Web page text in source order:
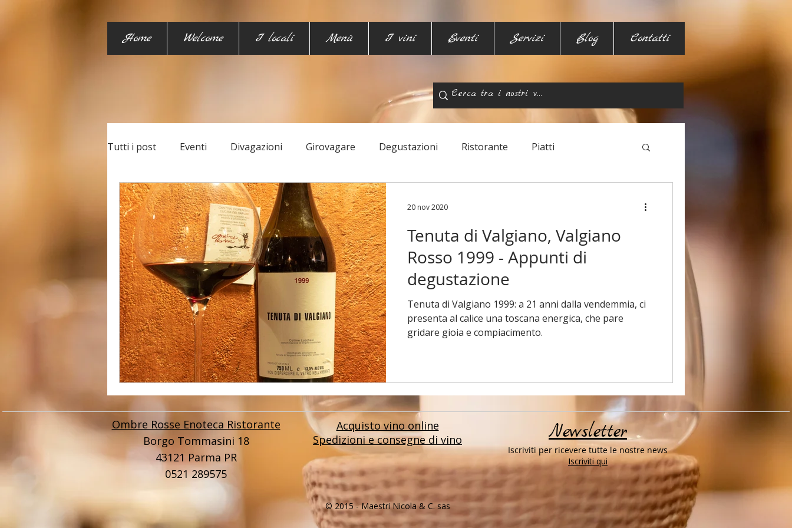
Home Welcome I locali Menù I vini Eventi Servizi Blog Contatti
Tutti i post Eventi Divagazioni Girovagare Degustazioni Ristorante Piatti
Tenuta di Valgiano, Valgiano
Rosso 1999 - Appunti di
degustazione
Tenuta di Valgiano 1999: a 21 anni dalla vendemmia, ci
presenta al calice una toscana energica, che pare
gridare gioia e compiacimento.
20 nov 2020
Ombre Rosse Enoteca Ristorante
Borgo Tommasini 18
43121 Parma PR
0521 289575
Acquisto vino online
Spedizioni e consegne di vino
Newsletter
Iscriviti per ricevere tutte le nostre news
Iscriviti qui
© 2015 - Maestri Nicola & C. sas